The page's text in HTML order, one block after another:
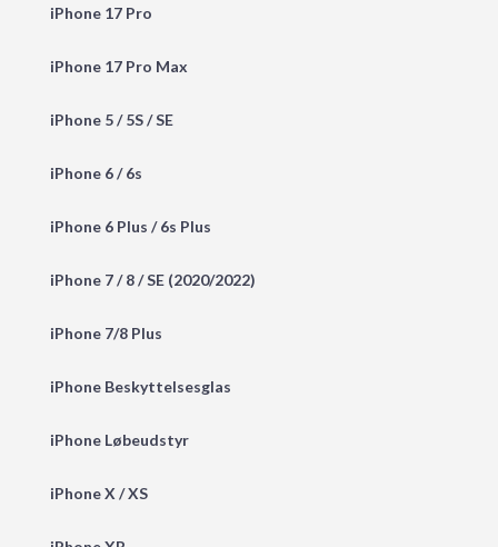
iPhone 17 Pro
iPhone 17 Pro Max
iPhone 5 / 5S / SE
iPhone 6 / 6s
iPhone 6 Plus / 6s Plus
iPhone 7 / 8 / SE (2020/2022)
iPhone 7/8 Plus
iPhone Beskyttelsesglas
iPhone Løbeudstyr
iPhone X / XS